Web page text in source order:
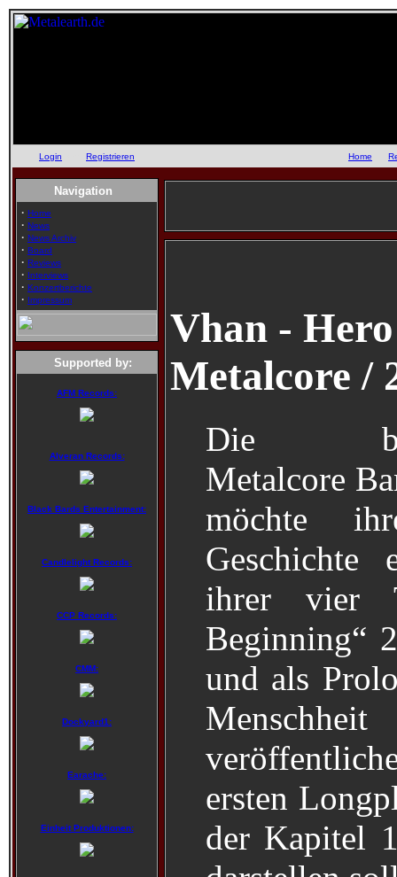
Login Registrieren Home
Navigation
· Home
· News
· News Archiv
· Board
· Reviews
· Interviews
· Konzertberichte
· Impressum
Supported by:
AFM Records:
Alveran Records:
Black Bards Entertainment:
Candlelight Records:
CCP Records:
CMM:
Dockyard1:
Earache:
Einheit Produktionen:
Vhan -
Metalcore /
Die
Metalcore
möchte
Geschichte
ihrer vier
Beginning“
und als
ersten
der Kapitel